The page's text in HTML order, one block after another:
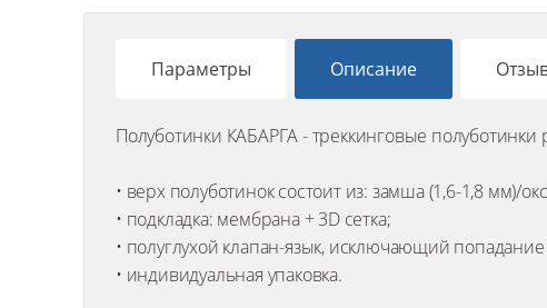
Параметры Описание
Полуботинки КАБАРГА - треккинговые
• верх полуботинок состоит из: замша (1,6-1,8 мм)/
• подкладка: мембрана + 3D сетка;
• полуглухой клапан-язык, исключающий
• индивидуальная упаковка.